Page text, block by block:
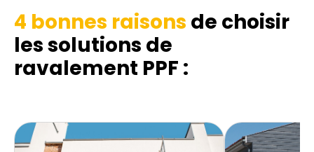
4 bonnes raisons de choisir
les solutions de
ravalement PPF :